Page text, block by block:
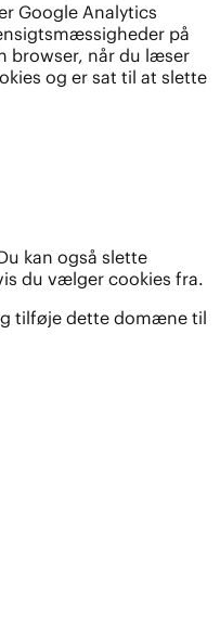
Google Analytics
på
browser, når du læser
og er sat til at slette
kan også slette
du vælger cookies fra.
tilføje dette domæne til